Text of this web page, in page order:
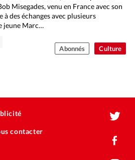
Culture
Misegades, venu en France avec son
des échanges avec plusieurs
jeune Marc…
Abonnés
contacter